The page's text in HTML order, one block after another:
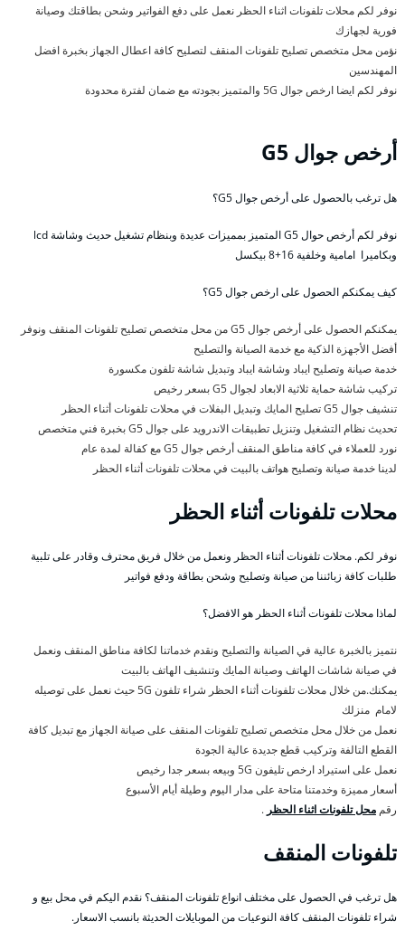
نوفر لكم محلات تلفونات اثناء الحظر نعمل على دفع الفواتير وشحن بطاقتك وصيانة
فورية لجهازك
نؤمن محل متخصص تصليح تلفونات المنقف لتصليح كافة اعطال الجهاز بخبرة افضل
المهندسين
نوفر لكم ايضا ارخص جوال 5G والمتميز بجودته مع ضمان لفترة محدودة
أرخص جوال G5
هل ترغب بالحصول على أرخص جوال G5؟
نوفر لكم أرخص حوال G5 المتميز بمميزات عديدة وبنظام تشغيل حديث وشاشة lcd
وبكاميرا امامية وخلفية 16+8 بيكسل
كيف يمكنكم الحصول على ارخص جوال G5؟
يمكنكم الحصول على أرخص جوال G5 من محل متخصص تصليح تلفونات المنقف ونوفر
أفضل الأجهزة الذكية مع خدمة الصيانة والتصليح
خدمة صيانة وتصليح ايباد وشاشة ايباد وتبديل شاشة تلفون مكسورة
تركيب شاشة حماية ثلاثية الابعاد لجوال G5 بسعر رخيص
تنشيف جوال G5 تصليح المايك وتبديل البفلات في محلات تلفونات أثناء الحظر
تحديث نظام التشغيل وتنزيل تطبيقات الاندرويد على جوال G5 بخبرة فني متخصص
نورد للعملاء في كافة مناطق المنقف أرخص جوال G5 مع كفالة لمدة عام
لدينا خدمة صيانة وتصليح هواتف بالبيت في محلات تلفونات أثناء الحظر
محلات تلفونات أثناء الحظر
نوفر لكم. محلات تلفونات أثناء الحظر ونعمل من خلال فريق محترف وقادر على تلبية
طلبات كافة زبائننا من صيانة وتصليح وشحن بطاقة ودفع فواتير
لماذا محلات تلفونات أثناء الحظر هو الافضل؟
نتميز بالخبرة عالية في الصيانة والتصليح ونقدم خدماتنا لكافة مناطق المنقف ونعمل
في صيانة شاشات الهاتف وصيانة المايك وتنشيف الهاتف بالبيت
يمكنك.من خلال محلات تلفونات أثناء الحظر شراء تلفون 5G حيث نعمل على توصيله
لامام منزلك
نعمل من خلال محل متخصص تصليح تلفونات المنقف على صيانة الجهاز مع تبديل كافة
القطع التالفة وتركيب قطع جديدة عالية الجودة
نعمل على استيراد ارخص تليفون 5G وبيعه بسعر جدا رخيص
أسعار مميزة وخدمتنا متاحة على مدار اليوم وطيلة أيام الأسبوع
رقممحل تلفونات اثناء الحظر .
تلفونات المنقف
هل ترغب في الحصول على مختلف انواع تلفونات المنقف؟ نقدم اليكم في محل بيع و
شراء تلفونات المنقف كافة النوعيات من الموبايلات الحديثة بانسب الاسعار.